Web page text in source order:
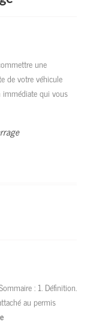
une
de votre véhicule
immédiate qui vous
: 1. Définition.
au permis